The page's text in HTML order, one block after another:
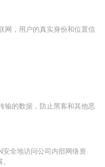
网，用户的真实身份和位置信
输的数据，防止黑客和其他恶
全地访问公司内部网络资